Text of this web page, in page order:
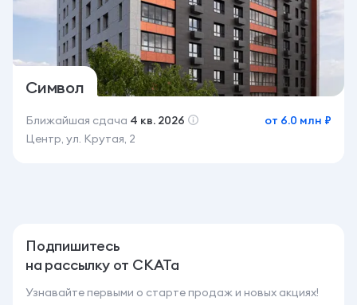
Символ
Ближайшая сдача 4 кв. 2026
от 6.0 млн ₽
Центр, ул. Крутая, 2
Подпишитесь
на рассылку от СКАТа
Узнавайте первыми о старте продаж и новых акциях!